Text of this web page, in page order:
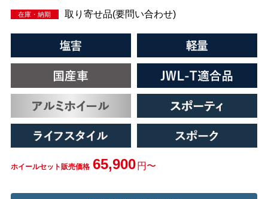
在庫・納期 取り寄せ品(要問い合わせ)
ホイールセット販売価格 65,900 円〜